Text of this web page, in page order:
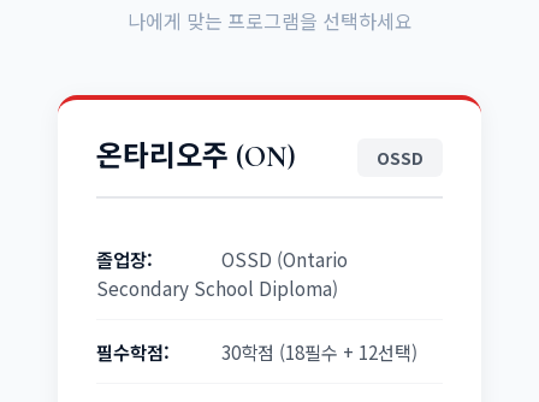
나에게 맞는 프로그램을 선택하세요
온타리오주 (ON) OSSD
졸업장:
OSSD (Ontario
Secondary School Diploma)
필수학점: 30학점 (18필수 + 12선택)